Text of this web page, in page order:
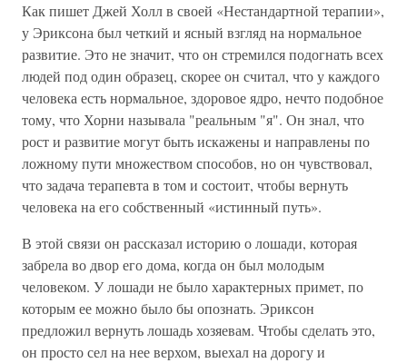
Как пишет Джей Холл в своей «Нестандартной терапии»,
у Эриксона был четкий и ясный взгляд на нормальное
развитие. Это не значит, что он стремился подогнать всех
людей под один образец, скорее он считал, что у каждого
человека есть нормальное, здоровое ядро, нечто подобное
тому, что Хорни называла "реальным "я". Он знал, что
рост и развитие могут быть искажены и направлены по
ложному пути множеством способов, но он чувствовал,
что задача терапевта в том и состоит, чтобы вернуть
человека на его собственный «истинный путь».
В этой связи он рассказал историю о лошади, которая
забрела во двор его дома, когда он был молодым
человеком. У лошади не было характерных примет, по
которым ее можно было бы опознать. Эриксон
предложил вернуть лошадь хозяевам. Чтобы сделать это,
он просто сел на нее верхом, выехал на дорогу и